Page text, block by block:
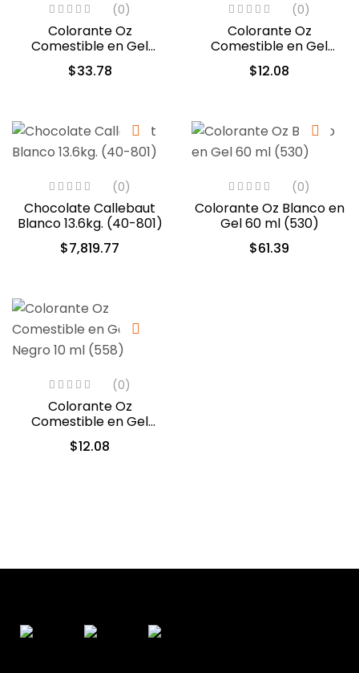
(0)
Colorante Oz
Comestible en Gel
Violeta 60ml (5312)
$33.78
(0)
Colorante Oz
Comestible en Gel
Violeta 10ml (556)
$12.08
(0)
Chocolate Callebaut
Blanco 13.6kg. (40-801)
$7,819.77
(0)
Colorante Oz Blanco en
Gel 60 ml (530)
$61.39
(0)
Colorante Oz
Comestible en Gel
Negro 10 ml (558)
$12.08